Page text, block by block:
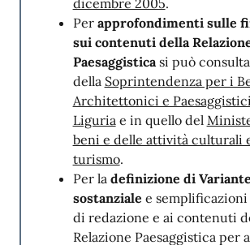
l’esperienza utente e l’accessibilità.
Suggerimenti e
SegnalaCi
dicembre 2005.
Per approfondimenti sulle
sui contenuti della
Paesaggisticasi può
della Soprintendenza per i
Architettonici e
Liguriae in quello del
beni e delle attività culturali
turismo.
Per la definizione di
sostanziale e
di redazione e ai contenuti
Relazione Paesaggistica per